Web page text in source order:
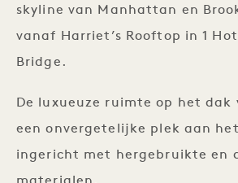
skyline van Manhattan en
vanaf Harriet’s Rooftop in 1
Bridge.
De luxueuze ruimte op het dak
een onvergetelijke plek aan
ingericht met hergebruikte en